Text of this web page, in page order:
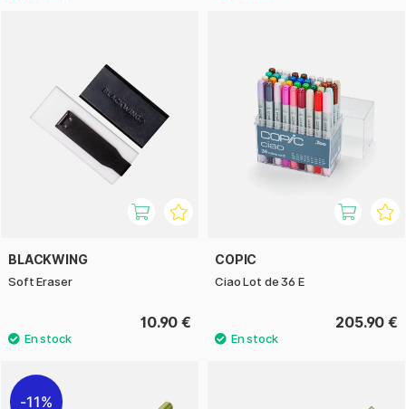
BLACKWING
Soft Eraser
10.90 €
COPIC
Ciao Lot de 36 E
205.90 €
11%